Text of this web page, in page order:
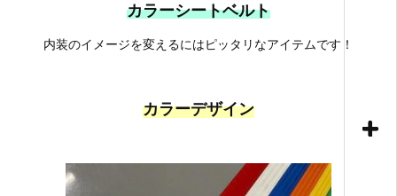
カラーシートベルト
内装のイメージを変えるにはピッタリなアイテムです！
カラーデザイン